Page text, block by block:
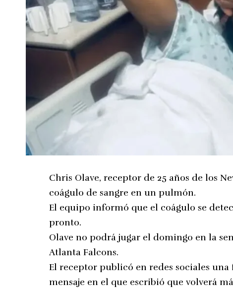
Chris Olave, receptor de 25 años de los
coágulo de sangre en un pulmón.
El equipo informó que el coágulo se
pronto.
Olave no podrá jugar el domingo en la
Atlanta Falcons.
El receptor publicó en redes sociales
mensaje en el que escribió que volverá